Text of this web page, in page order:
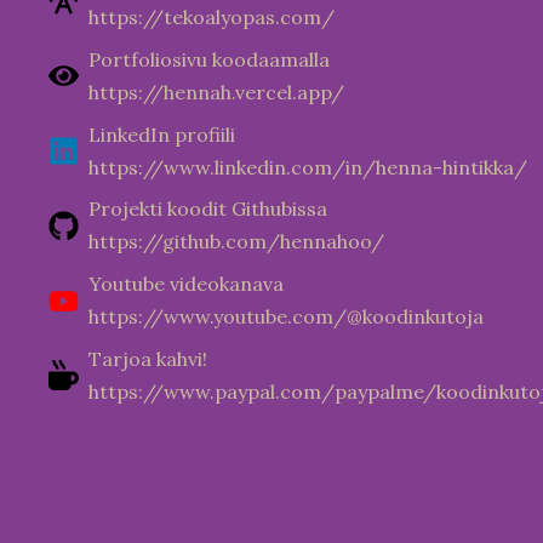
https://tekoalyopas.com/
Portfoliosivu koodaamalla
https://hennah.vercel.app/
LinkedIn profiili
https://www.linkedin.com/in/henna-hintikka/
Projekti koodit Githubissa
https://github.com/hennahoo/
Youtube videokanava
https://www.youtube.com/@koodinkutoja
Tarjoa kahvi!
https://www.paypal.com/paypalme/